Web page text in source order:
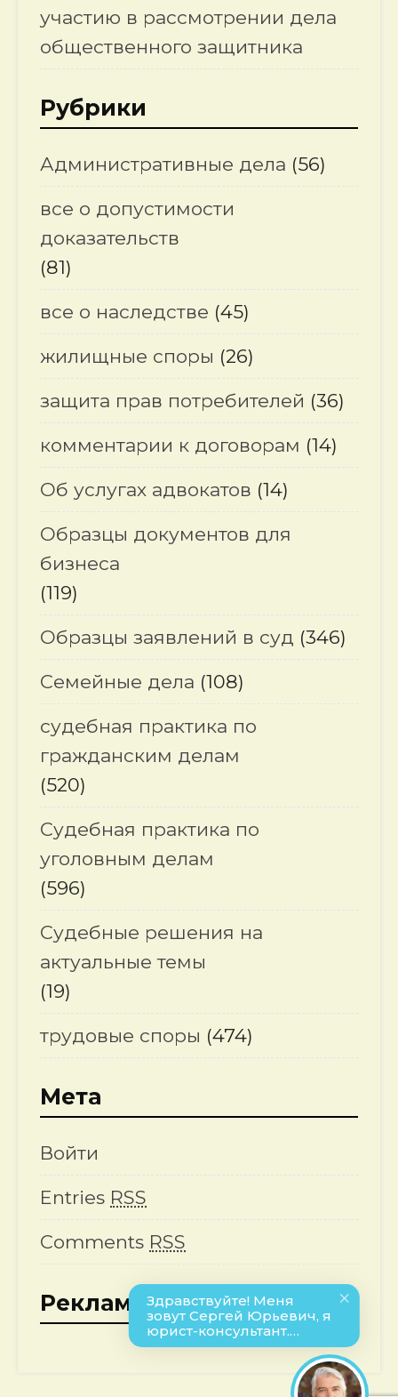
участию в рассмотрении дела
общественного защитника
Рубрики
Административные дела (56)
все о допустимости
доказательств
(81)
все о наследстве (45)
жилищные споры (26)
защита прав потребителей (36)
комментарии к договорам (14)
Об услугах адвокатов (14)
Образцы документов для
бизнеса
(119)
Образцы заявлений в суд (346)
Семейные дела (108)
судебная практика по
гражданским делам
(520)
Судебная практика по
уголовным делам
(596)
Судебные решения на
актуальные темы
(19)
трудовые споры (474)
Мета
Войти
Entries RSS
Comments RSS
Реклама